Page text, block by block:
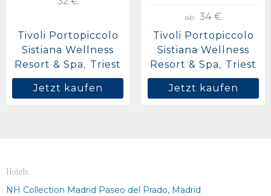
Tivoli Portopiccolo
Sistiana Wellness
Resort & Spa
Triest
Jetzt kaufen
ab 34 €
Tivoli Portopiccolo
Sistiana Wellness
Resort & Spa
Triest
Jetzt kaufen
Hotels
NH Collection Madrid Paseo del Prado, Madrid